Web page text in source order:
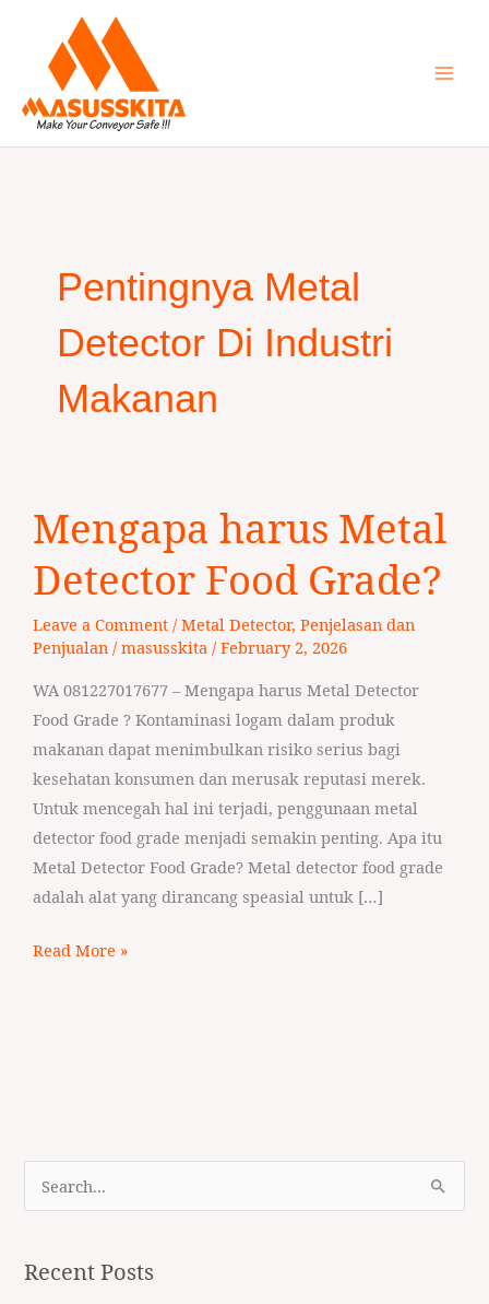
content
Pentingnya Metal
Detector Di Industri
Makanan
Mengapa harus Metal
Detector Food Grade?
Leave a Comment / Metal Detector, Penjelasan dan
Penjualan/ masusskita / February 2, 2026
WA 081227017677 – Mengapa harus Metal Detector
Food Grade ? Kontaminasi logam dalam produk
makanan dapat menimbulkan risiko serius bagi
kesehatan konsumen dan merusak reputasi merek.
Untuk mencegah hal ini terjadi, penggunaan metal
detector food grade menjadi semakin penting. Apa itu
Metal Detector Food Grade? Metal detector food grade
adalah alat yang dirancang speasial untuk […]
harus
Detector
Grade?
Read More »
r
Recent Posts